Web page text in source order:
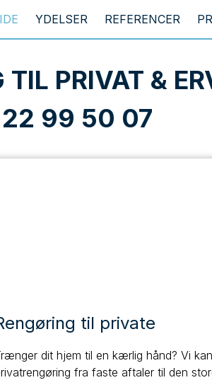
YDELSER REFERENCER
PRIVAT &
22 99 50 07
til private
dit hjem til en kærlig hånd? Vi
fra faste aftaler til den